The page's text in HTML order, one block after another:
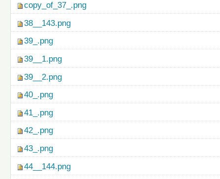
copy_of_37_.png
38__143.png
39_.png
39__1.png
39__2.png
40_.png
41_.png
42_.png
43_.png
44__144.png